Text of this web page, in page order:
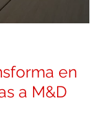
en
a M&D